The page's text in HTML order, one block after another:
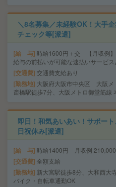
＼8名募集／未経験OK！大手
チェック等[派遣]
給 与 時給1600円＋交 【月収例
給与の前払いが可能な速払いサービス
交通費 交通費支給あり
勤務地 大阪府大阪市中央区 大阪メ
斎橋駅徒歩7分、大阪メトロ御堂筋線
即日！和気あいあい！サポー
日祝休み[派遣]
給 与 時給1400円 月収例
交通費 全額支給
勤務地 新大宮駅徒歩8分、大和西大
バイク・自転車通勤OK